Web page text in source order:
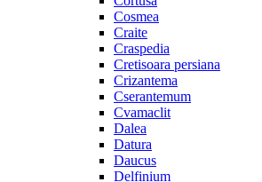
Cosmea
Craite
Craspedia
Cretisoara persiana
Crizantema
Cserantemum
Cvamaclit
Dalea
Datura
Daucus
Delfinium